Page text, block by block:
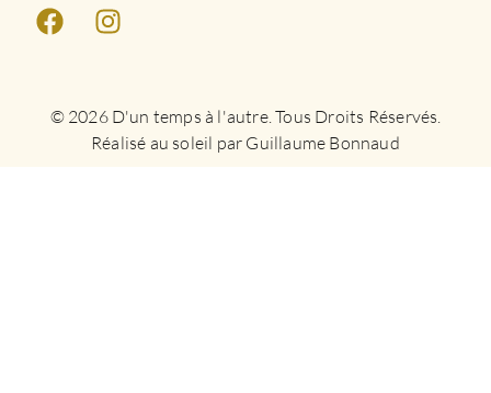
© 2026 D'un temps à l'autre. Tous Droits Réservés.
Réalisé au soleil par Guillaume Bonnaud